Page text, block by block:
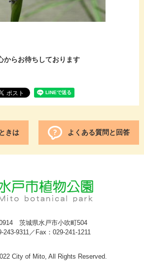
からお待ちしております
きは よくある質問と回答
茨城県水戸市小吹町504
243-9311／Fax：029-241-1211
City of Mito, All Rights Reserved.